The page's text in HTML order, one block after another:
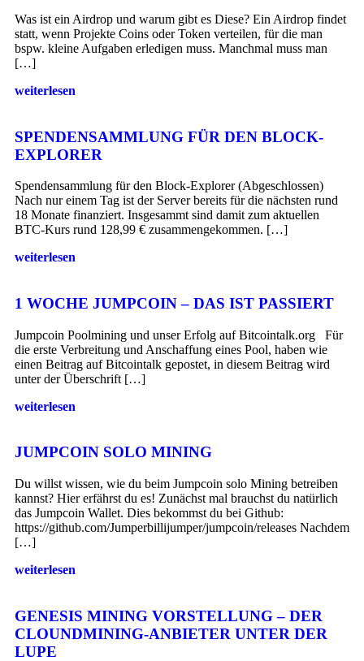
Was ist ein Airdrop und warum gibt es Diese? Ein Airdrop findet
statt, wenn Projekte Coins oder Token verteilen, für die man
bspw. kleine Aufgaben erledigen muss. Manchmal muss man
[…]
weiterlesen
SPENDENSAMMLUNG FÜR DEN BLOCK-
EXPLORER
Spendensammlung für den Block-Explorer (Abgeschlossen)
Nach nur einem Tag ist der Server bereits für die nächsten rund
18 Monate finanziert. Insgesammt sind damit zum aktuellen
BTC-Kurs rund 128,99 € zusammengekommen. […]
weiterlesen
1 WOCHE JUMPCOIN – DAS IST PASSIERT
Jumpcoin Poolmining und unser Erfolg auf Bitcointalk.org Für
die erste Verbreitung und Anschaffung eines Pool, haben wie
einen Beitrag auf Bitcointalk gepostet, in diesem Beitrag wird
unter der Überschrift […]
weiterlesen
JUMPCOIN SOLO MINING
Du willst wissen, wie du beim Jumpcoin solo Mining betreiben
kannst? Hier erfährst du es! Zunächst mal brauchst du natürlich
das Jumpcoin Wallet. Dies bekommst du bei Github:
https://github.com/Jumperbillijumper/jumpcoin/releases Nachdem
[…]
weiterlesen
GENESIS MINING VORSTELLUNG – DER
CLOUNDMINING-ANBIETER UNTER DER
LUPE